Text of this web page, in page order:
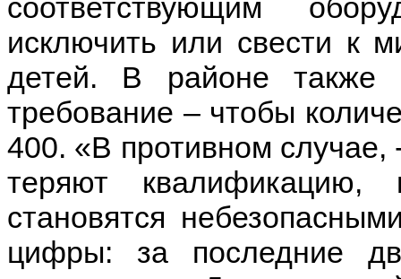
соответствующим
исключить или свести к
детей. В районе также
требование – чтобы
400. «В противном случае,
теряют
становятся
цифры: за последние